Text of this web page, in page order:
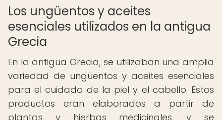
Los ungüentos y aceites
esenciales utilizados en la antigua
Grecia
En la antigua Grecia, se utilizaban una amplia
variedad de ungüentos y aceites esenciales
para el cuidado de la piel y el cabello. Estos
productos eran elaborados a partir de
plantas y hierbas medicinales, y se